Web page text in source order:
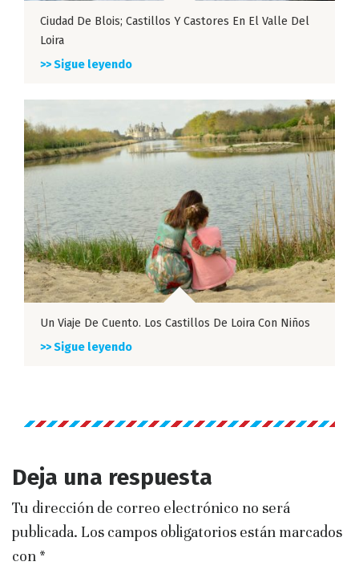
Ciudad De Blois; Castillos Y Castores En El Valle Del
Loira
>> Sigue leyendo
Un Viaje De Cuento. Los Castillos De Loira Con Niños
>> Sigue leyendo
Deja una respuesta
Tu dirección de correo electrónico no será
publicada. Los campos obligatorios están marcados
con *